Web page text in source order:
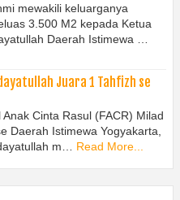
mewakili keluarganya
3.500 M2 kepada Ketua
Daerah Istimewa …
Juara 1 Tahfizh se
Cinta Rasul (FACR) Milad
Daerah Istimewa Yogyakarta,
m… Read More...